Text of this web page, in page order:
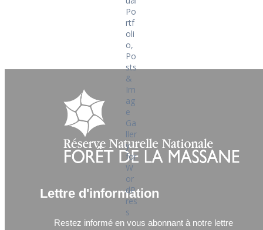
Lettre d'information
Restez informé en vous abonnant à notre lettre